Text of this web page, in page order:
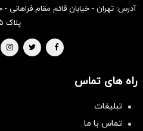
آدرس: تهران - خیابان قائم مقام
پلاک ۵
راه های تماس
تبلیغات
تماس با ما